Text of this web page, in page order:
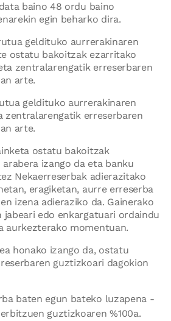
baino 48 ordu baino
egin beharko dira.
geldituko aurrerakinaren
ostatu bakoitzak ezarritako
zentralarengatik erreserbaren
arte.
geldituko aurrerakinaren
zentralarengatik erreserbaren
arte.
ostatu bakoitzak
izango da eta banku
Nekaerreserbak adierazitako
eragiketan, aurre erreserba
izena adieraziko da. Gainerako
edo enkargatuari ordaindu
aurkezterako momentuan.
honako izango da, ostatu
guztizkoari dagokion
baten egun bateko luzapena -
guztizkoaren %100a.